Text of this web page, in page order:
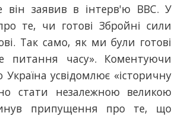
він заявив в інтерв'ю ВВС. У
те, чи готові Збройні сили
Так само, як ми були готові
часу». Коментуючи
усвідомлює «історичну
стати незалежною великою
припущення про те, що